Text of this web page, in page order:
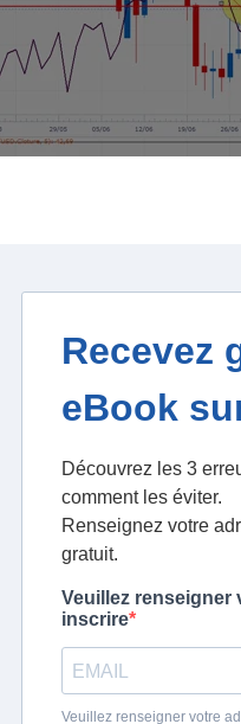
sur ce TF , à
plus bas à 0.7750